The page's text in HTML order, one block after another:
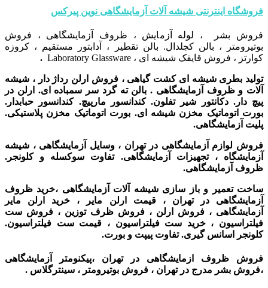
فروشگاه اینترنتی شیشه آلات آزمایشگاهی نوین پیرکس
فروش بشر ، لوله آزمایش ، ظروف آزمایشگاهی ، فروش
بوتیرومتر ، بالن کجلدال. بالن تقطیر ، آدابتور مستقیم ، کروزه
کوارتز ، فروش قایقک شیشه ای ، Laboratory Glassware
.
تولید بطری شیشه ای کشت گیاهی ، فروش ارلن رداژ دار ، شیشه
آلات و ظروف آزمایشگاهی . بالن ته گرد سر سمباده ای. ارلن در
پیچ دار. دکانتور شیر تفلون. کندانسور مارپیچ. کندانسور حبابدار.
بورت اتوماتیک مخزن شیشه ای. بورت اتوماتیک مخزن پلاستیکی.
پلیت آزمایشگاهی.
فروش لوازم آزمایشگاهی در تهران ، وسایل آزمایشگاهی ، شیشه
آزمایشگاه ، تجهیزات آزمایشگاهی. تفاوت سوکسله و کلونجر.
ظروف آزمایشگاهی.
ساخت تعمیر و باز سازی شیشه آلات آزمایشگاهی ،خرید ظروف
آزمایشگاهی در تهران ،قیمت ارلن مایر ، خرید ارلن مایر
آزمایشگاهی ، فروش ارلن ، فروش ظرف توزین ، فروش ست
فیلتراسیون ، خرید ست فیلتراسیون ، قیمت ست فیلتراسیون.
کلونجر اسانس گیری. تفاوت پیپت و بورت.
فروش ظروف ازمایشگاهی در تهران ،پیکنومتر آزمایشگاهی
،فروش بشر مدرج در تهران ، فروش بوتیرومتر ، سینترگلاس .